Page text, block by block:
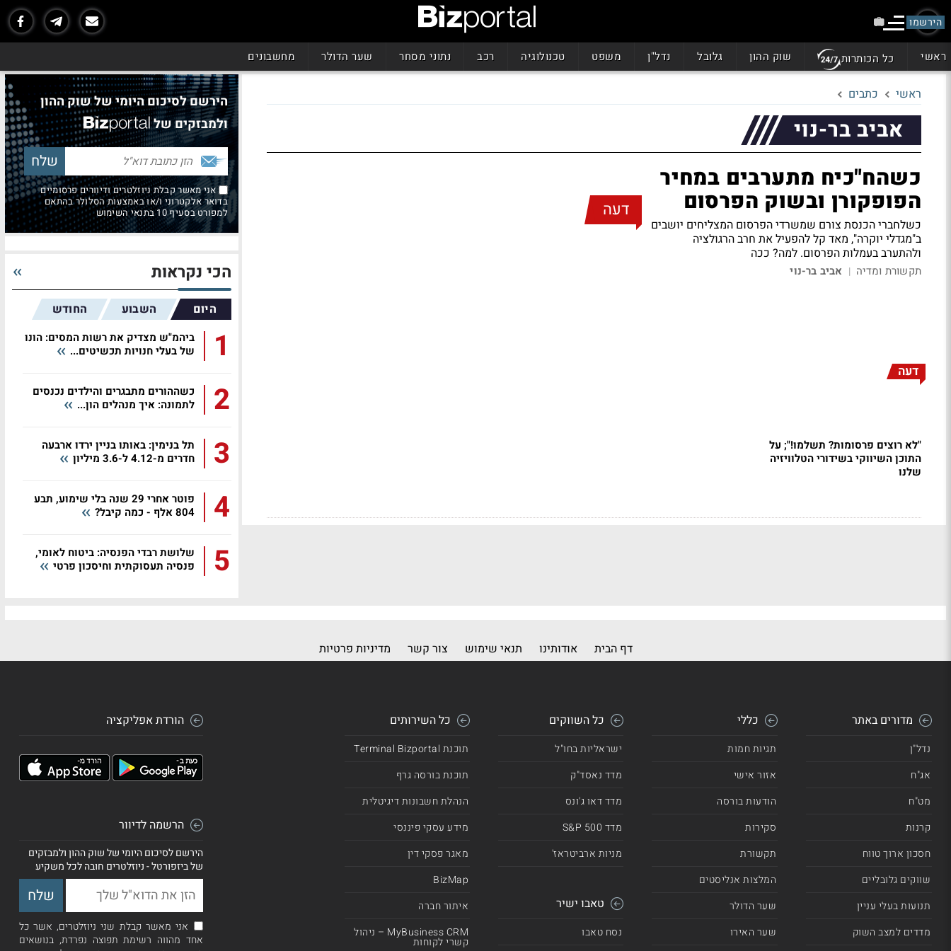
הירשמו
ראשי כל הכותרות שוק ההון גלובל נדל"ן משפט טכנולוגיה רכב נתוני מסחר שער הדולר מחשבונים
ראשי כתבים
אביב בר-נוי
כשהח"כיח מתערבים במחיר
הפופקורן ובשוק הפרסום
כשלחברי הכנסת צורם שמשרדי הפרסום המצליחים יושבים
ב"מגדלי יוקרה", מאד קל להפעיל את חרב הרגולציה
ולהתערב בעמלות הפרסום. למה? ככה
תקשורת ומדיה | אביב בר-נוי
דעה
דעה
"לא רוצים פרסומות? תשלמו!"; על
התוכן השיווקי בשידורי הטלוויזיה
שלנו
הירשם לסיכום היומי של שוק ההון
ולמבזקים של
אני מאשר קבלת ניוזלטרים ודיוורים פרסומיים
בדואר אלקטרוני ו/או באמצעות הסלולר בהתאם
למפורט בסעיף 10 בתנאי השימוש
הכי נקראות
היום השבוע החודש
1
ביהמ"ש מצדיק את רשות המסים: הונו
של בעלי חנויות תכשיטים...
2
כשההורים מתבגרים והילדים נכנסים
לתמונה: איך מנהלים הון...
3
תל בנימין: באותו בניין ירדו ארבעה
חדרים מ-4.12 ל-3.6 מיליון
4
פוטר אחרי 29 שנה בלי שימוע, תבע
804 אלף - כמה קיבל?
5
שלושת רבדי הפנסיה: ביטוח לאומי,
פנסיה תעסוקתית וחיסכון פרטי
דף הבית אודותינו תנאי שימוש צור קשר מדיניות פרטיות
מדורים באתר
נדל"ן
אג"ח
מט"ח
קרנות
חסכון ארוך טווח
שווקים גלובליים
תנועות בעלי עניין
מדדים למצב השוק
כללי
תגיות חמות
אזור אישי
הודעות בורסה
סקירות
תקשורת
המלצות אנליסטים
שער הדולר
שער האירו
כל השווקים
ישראליות בחו"ל
מדד נאסד"ק
מדד דאו ג'ונס
מדד 500 S&P
מניות ארביטראז'
טאבו ישיר
נסח טאבו
כל השירותים
תוכנת Terminal Bizportal
תוכנת בורסה גרף
הנהלת חשבונות דיגיטלית
מידע עסקי פיננסי
מאגר פסקי דין
BizMap
איתור חברה
MyBusiness CRM – ניהול
קשרי לקוחות
הורדת אפליקציה
הרשמה לדיוור
הירשם לסיכום היומי של שוק ההון ולמבזקים
של ביזפורטל - ניוזלטרים חובה לכל משקיע
אני מאשר קבלת שני ניוזלטרים, אשר כל
אחד מהווה רשימת תפוצה נפרדת, בנושאים